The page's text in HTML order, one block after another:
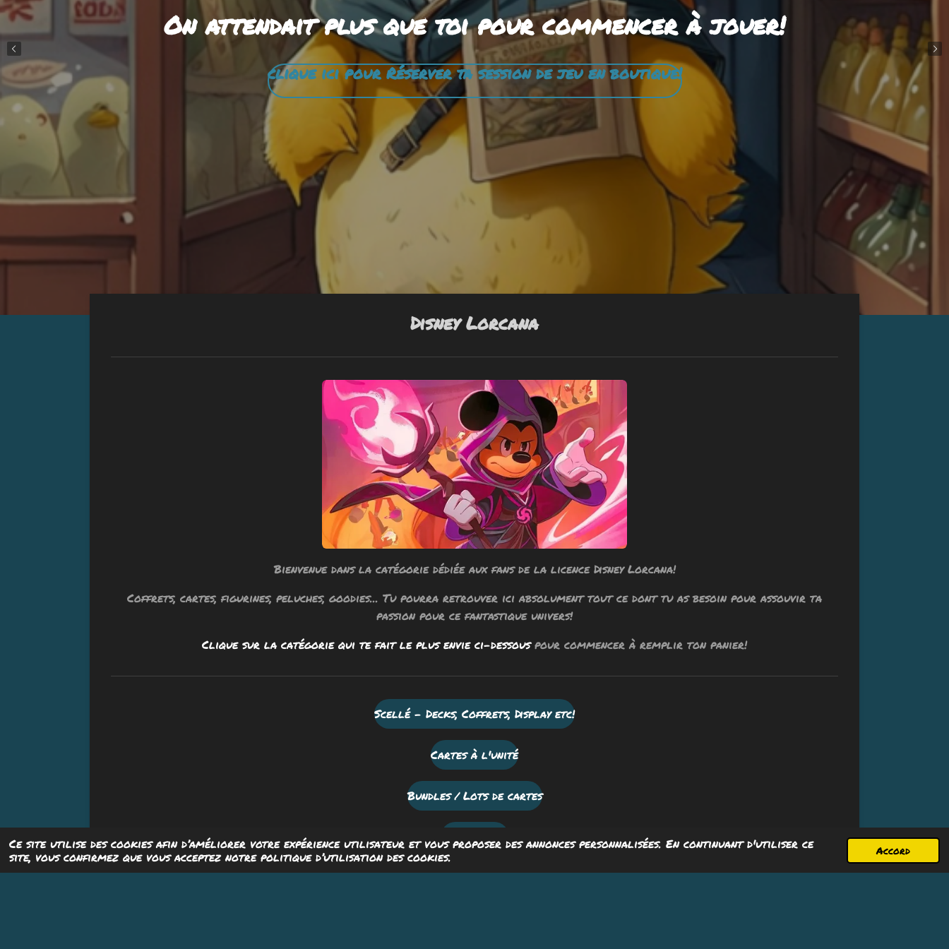
Ce site utilise des cookies afin d’améliorer votre expérience utilisateur et vous proposer des annonces personnalisées. En continuant d'utiliser ce
site, vous confirmez que vous acceptez notre politique d’utilisation des cookies.
Accord
On attendait plus que toi pour commencer à jouer!
clique ici pour Réserver ta session de jeu en boutique!
Disney Lorcana
Bienvenue dans la catégorie dédiée aux fans de la licence Disney Lorcana!
Coffrets, cartes, figurines, peluches, goodies... Tu pourra retrouver ici absolument tout ce dont tu as besoin pour assouvir ta
passion pour ce fantastique univers!
Clique sur la catégorie qui te fait le plus envie ci-dessouspour commencer à remplir ton panier!
Scellé - Decks, Coffrets, Display etc!
Cartes à l'unité
Bundles / Lots de cartes
Produits dérivés Disney